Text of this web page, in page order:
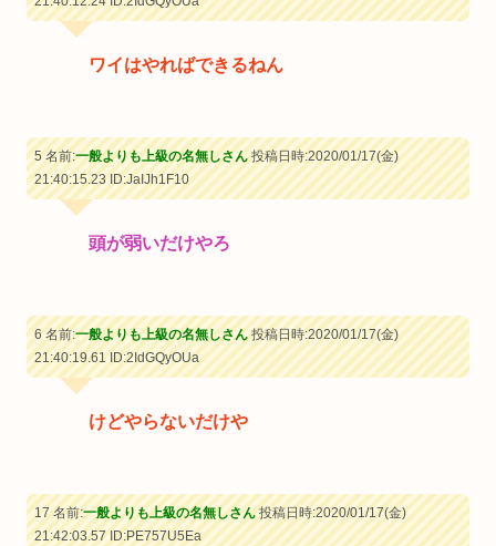
ワイはやればできるねん
5 名前:一般よりも上級の名無しさん投稿日時:2020/01/17(金)
21:40:15.23ID:JaIJh1F10
頭が弱いだけやろ
6 名前:一般よりも上級の名無しさん投稿日時:2020/01/17(金)
21:40:19.61ID:2IdGQyOUa
けどやらないだけや
17 名前:一般よりも上級の名無しさん投稿日時:2020/01/17(金)
21:42:03.57ID:PE757U5Ea